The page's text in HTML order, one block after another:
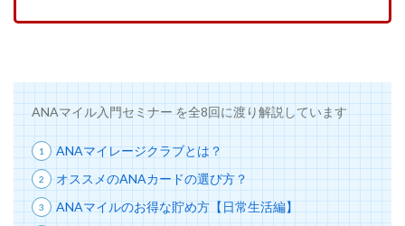
ANAマイル入門セミナー を全8回に渡り解説しています
ANAマイレージクラブとは？
オススメのANAカードの選び方？
ANAマイルのお得な貯め方【日常生活編】